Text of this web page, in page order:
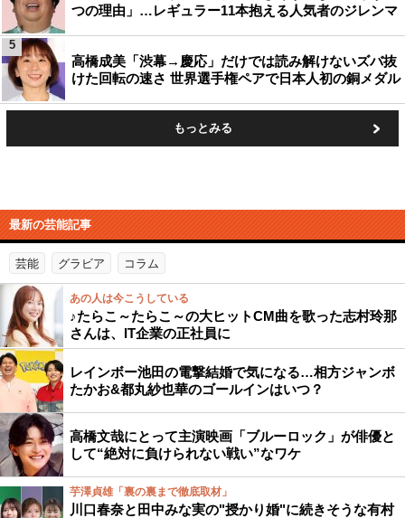
つの理由」…レギュラー11本抱える人気者のジレンマ
高橋成美「渋幕→慶応」だけでは読み解けないズバ抜
けた回転の速さ 世界選手権ペアで日本人初の銅メダル
5
もっとみる
最新の芸能記事
芸能 グラビア コラム
あの人は今こうしている
♪たらこ～たらこ～の大ヒットCM曲を歌った志村玲那
さんは、IT企業の正社員に
レインボー池田の電撃結婚で気になる…相方ジャンボ
たかお&都丸紗也華のゴールインはいつ？
高橋文哉にとって主演映画「ブルーロック」が俳優と
して“絶対に負けられない戦い”なワケ
芋澤貞雄「裏の裏まで徹底取材」
川口春奈と田中みな実の"授かり婚"に続きそうな有村